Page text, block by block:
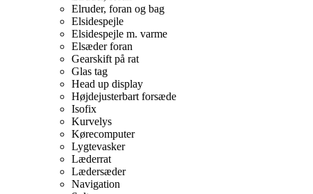
Elruder, foran og bag
Elsidespejle
Elsidespejle m. varme
Elsæder foran
Gearskift på rat
Glas tag
Head up display
Højdejusterbart forsæde
Isofix
Kurvelys
Kørecomputer
Lygtevasker
Læderrat
Lædersæder
Navigation